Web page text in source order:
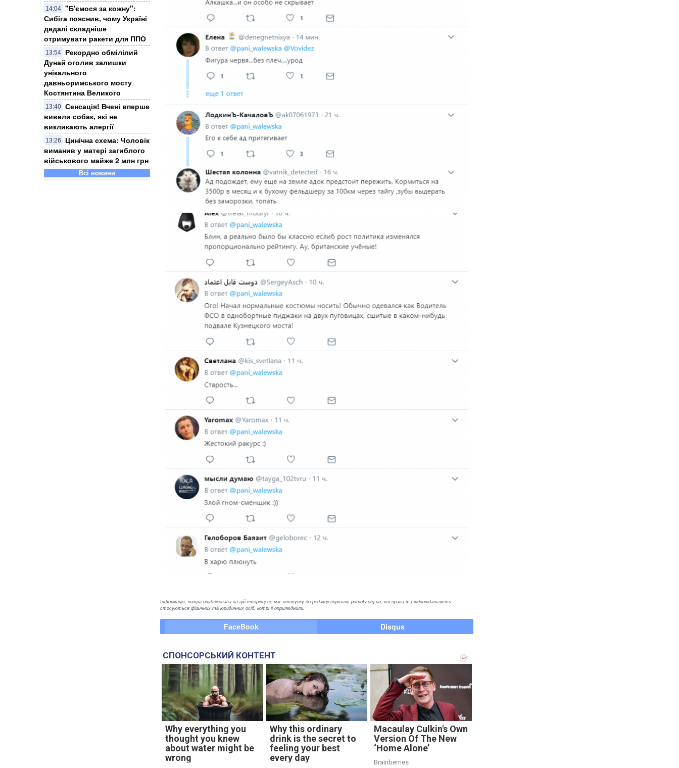
14:04 "Б'ємося за кожну":
Сибіга пояснив, чому Україні
дедалі складніше
отримувати ракети для ППО
13:54
Рекордно обмілілий
Дунай оголив залишки
унікального
давньоримського мосту
Костянтина Великого
13:40 Сенсація! Вчені вперше
вивели собак, які не
викликають алергії
13:26
Цинічна схема: Чоловік
виманив у матері загиблого
військового майже 2 млн грн
Всі новини
Інформація, котра опублікована на цій сторінці не має стосунку до редакції порталу patrioty.org.ua, всі права та відповідальність
стосуються фізичних та юридичних осіб, котрі її оприлюднили.
FaceBook Disqus
СПОНСОРСЬКИЙ КОНТЕНТ
Why everything you
thought you knew
about water might be
wrong
Why this ordinary
drink is the secret to
feeling your best
every day
Macaulay Culkin's Own
Version Of The New
‘Home Alone’
Brainberries